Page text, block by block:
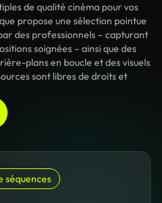
de qualité cinéma pour vos
propose une sélection pointue
des professionnels – capturant
soignées – ainsi que des
plans en boucle et des visuels
sont libres de droits et
séquences